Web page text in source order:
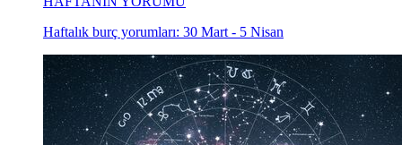
Haftalık burç yorumları: 30 Mart - 5 Nisan